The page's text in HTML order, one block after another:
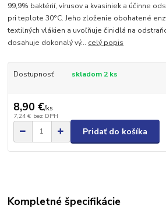
99,9% baktérií, vírusov a kvasiniek a účinne
pri teplote 30°C. Jeho zloženie obohatené
textilných vlákien a uvoľňuje činidlá na
dosahuje dokonalý vý... celý popis
Dostupnosť skladom 2 ks
8,90 €/ks
7,24 € bez DPH
Pridať do košíka
Kompletné špecifikácie